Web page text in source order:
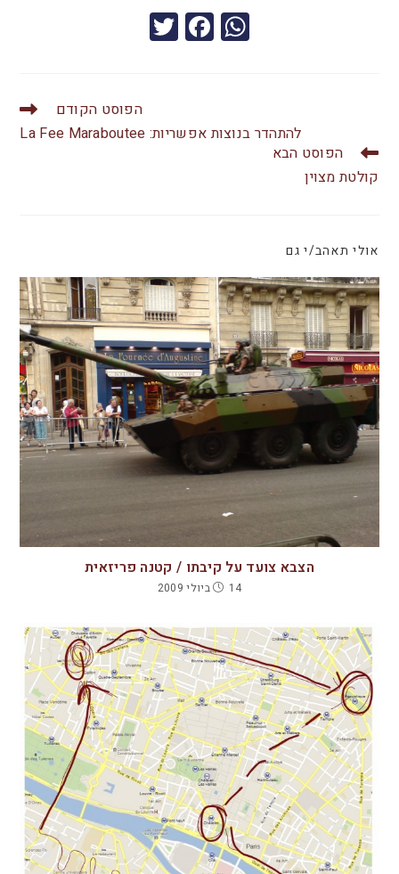
W
h
A
F
a
b
er
הפוסט הקודם
להתהדר בנוצות אפשריות: La Fee Maraboutee
הפוסט הבא
קולטת מצוין
אולי תאהב/י גם
הצבא צועד על קיבתו / קטנה פריזאית
14 ביולי 2009